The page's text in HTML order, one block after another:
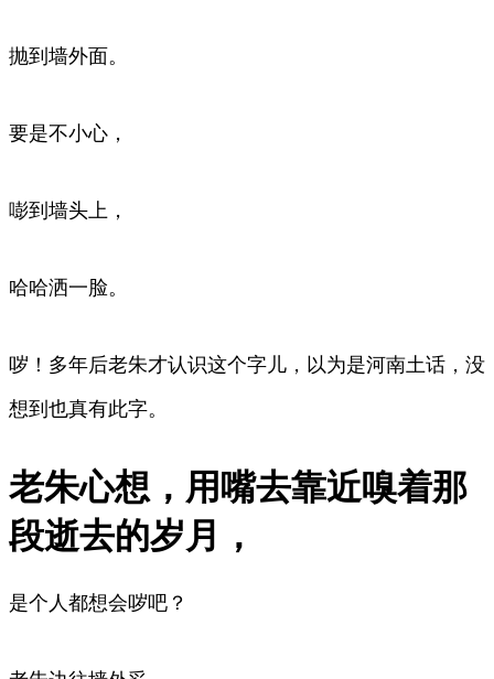
抛到墙外面。
要是不小心，
嘭到墙头上，
哈哈洒一脸。
哕！多年后老朱才认识这个字儿，以为是河南土话，没
想到也真有此字。
老朱心想，用嘴去靠近嗅着那
段逝去的岁月，
是个人都想会哕吧？